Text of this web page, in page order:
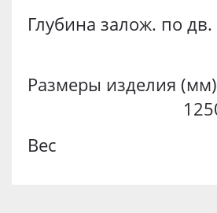
Глубина залож. по
Размеры изделия (мм)
Вес